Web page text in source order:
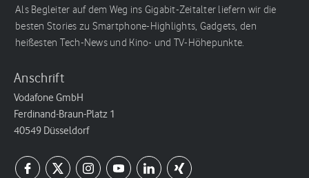
Als Begleiter auf dem Weg ins Gigabit-Zeitalter liefern wir die
besten Stories zu Smartphone-Highlights, Gadgets, den
heißesten Tech-News und Kino- und TV-Höhepunkte.
Anschrift
Vodafone GmbH
Ferdinand-Braun-Platz 1
40549 Düsseldorf